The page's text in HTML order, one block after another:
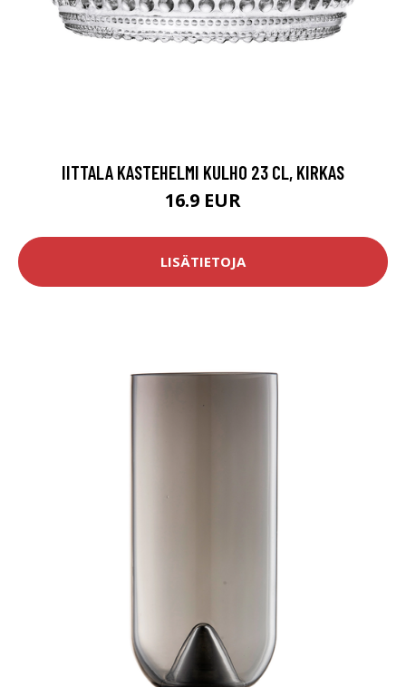
IITTALA KASTEHELMI KULHO 23 CL, KIRKAS
16.9 EUR
LISÄTIETOJA